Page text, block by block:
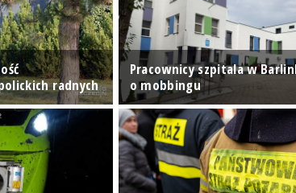
radnych
Pracownicy szpitala w
o mobbingu